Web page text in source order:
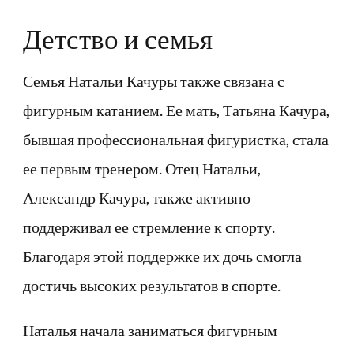
Детство и семья
Семья Натальи Качуры также связана с
фигурным катанием. Ее мать, Татьяна Качура,
бывшая профессиональная фигуристка, стала
ее первым тренером. Отец Натальи,
Александр Качура, также активно
поддерживал ее стремление к спорту.
Благодаря этой поддержке их дочь смогла
достичь высоких результатов в спорте.
Наталья начала заниматься фигурным